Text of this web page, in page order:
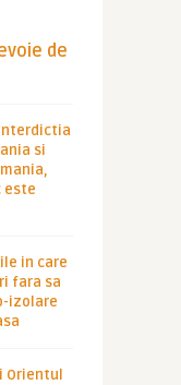
de
Interdictia
si
este
in care
fara sa
izolare
Orientul